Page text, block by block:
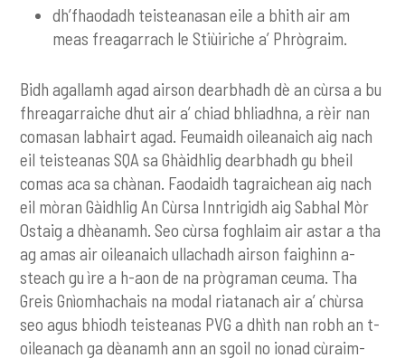
dh’fhaodadh teisteanasan eile a bhith air am
meas freagarrach le Stiùiriche a’ Phrògraim.
Bidh agallamh agad airson dearbhadh dè an cùrsa a bu
fhreagarraiche dhut air a’ chiad bhliadhna, a rèir nan
comasan labhairt agad. Feumaidh oileanaich aig nach
eil teisteanas SQA sa Ghàidhlig dearbhadh gu bheil
comas aca sa chànan. Faodaidh tagraichean aig nach
eil mòran Gàidhlig An Cùrsa Inntrigidh aig Sabhal Mòr
Ostaig a dhèanamh. Seo cùrsa foghlaim air astar a tha
ag amas air oileanaich ullachadh airson faighinn a-
steach gu ìre a h-aon de na prògraman ceuma. Tha
Greis Gnìomhachais na modal riatanach air a’ chùrsa
seo agus bhiodh teisteanas PVG a dhìth nan robh an t-
oileanach ga dèanamh ann an sgoil no ionad cùraim-